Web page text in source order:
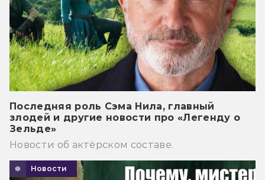
Последняя роль Сэма Нила, главный
злодей и другие новости про «Легенду о
Зельде»
Новости об актёрском составе.
Новости